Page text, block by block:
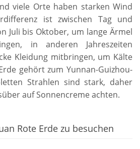
viele Orte haben starken Wind
ist zwischen Tag und
Juli bis Oktober, um lange Ärmel
in anderen Jahreszeiten
Kleidung mitbringen, um Kälte
gehört zum Yunnan-Guizhou-
Strahlen sind stark, daher
auf Sonnencreme achten.
Rote Erde zu besuchen